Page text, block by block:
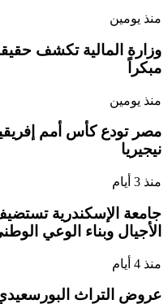
منذ يومين
وزارة المالية تكشف
مبكراً
منذ يومين
مصر تودع كأس أمم
نيجيريا
منذ 3 أيام
جامعة الإسكندرية
الأجيال وبناء الوعي
منذ 4 أيام
عروض التراث